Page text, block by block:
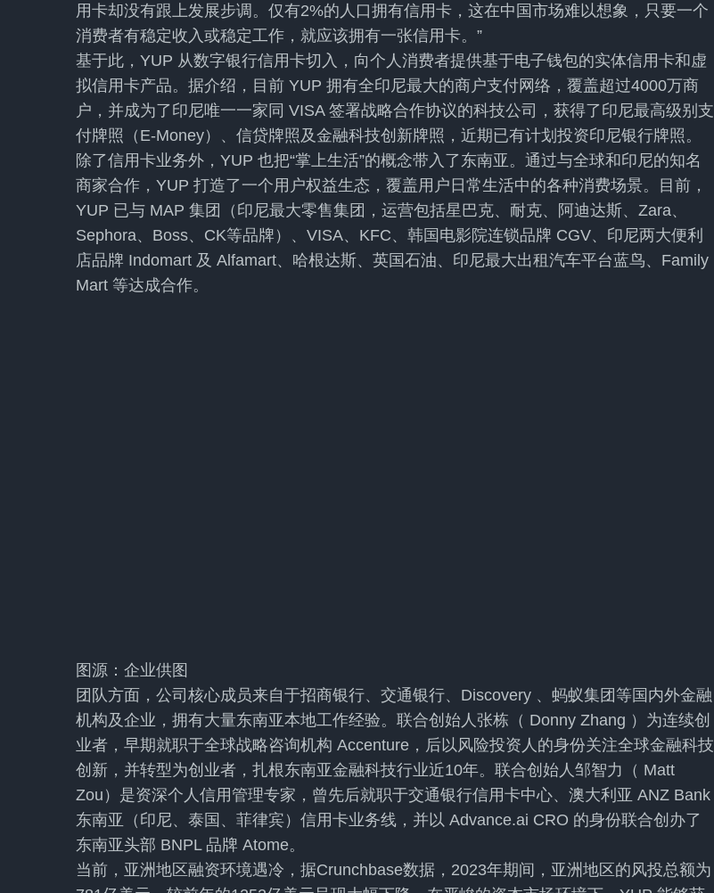
用卡却没有跟上发展步调。仅有2%的人口拥有信用卡，这在中国市场难以想象，只要一个
消费者有稳定收入或稳定工作，就应该拥有一张信用卡。”
基于此，YUP 从数字银行信用卡切入，向个人消费者提供基于电子钱包的实体信用卡和虚
拟信用卡产品。据介绍，目前 YUP 拥有全印尼最大的商户支付网络，覆盖超过4000万商
户，并成为了印尼唯一一家同 VISA 签署战略合作协议的科技公司，获得了印尼最高级别支
付牌照（E-Money）、信贷牌照及金融科技创新牌照，近期已有计划投资印尼银行牌照。
除了信用卡业务外，YUP 也把“掌上生活”的概念带入了东南亚。通过与全球和印尼的知名
商家合作，YUP 打造了一个用户权益生态，覆盖用户日常生活中的各种消费场景。目前，
YUP 已与 MAP 集团（印尼最大零售集团，运营包括星巴克、耐克、阿迪达斯、Zara、
Sephora、Boss、CK等品牌）、VISA、KFC、韩国电影院连锁品牌 CGV、印尼两大便利
店品牌 Indomart 及 Alfamart、哈根达斯、英国石油、印尼最大出租汽车平台蓝鸟、Family
Mart 等达成合作。
图源：企业供图
团队方面，公司核心成员来自于招商银行、交通银行、Discovery 、蚂蚁集团等国内外金融
机构及企业，拥有大量东南亚本地工作经验。联合创始人张栋（ Donny Zhang ）为连续创
业者，早期就职于全球战略咨询机构 Accenture，后以风险投资人的身份关注全球金融科技
创新，并转型为创业者，扎根东南亚金融科技行业近10年。联合创始人邹智力（ Matt
Zou）是资深个人信用管理专家，曾先后就职于交通银行信用卡中心、澳大利亚 ANZ Bank
东南亚（印尼、泰国、菲律宾）信用卡业务线，并以 Advance.ai CRO 的身份联合创办了
东南亚头部 BNPL 品牌 Atome。
当前，亚洲地区融资环境遇冷，据Crunchbase数据，2023年期间，亚洲地区的风投总额为